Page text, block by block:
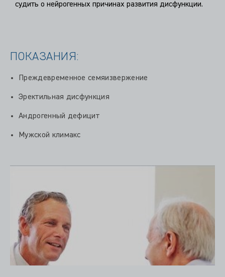
судить о нейрогенных причинах развития дисфункции.
ПОКАЗАНИЯ:
Преждевременное семяизвержение
Эректильная дисфункция
Андрогенный дефицит
Мужской климакс